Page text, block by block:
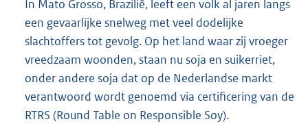
In Mato Grosso, Brazilië, leeft een volk al jaren langs
een gevaarlijke snelweg met veel dodelijke
slachtoffers tot gevolg. Op het land waar zij vroeger
vreedzaam woonden, staan nu soja en suikerriet,
onder andere soja dat op de Nederlandse markt
verantwoord wordt genoemd via certificering van de
RTRS (Round Table on Responsible Soy).